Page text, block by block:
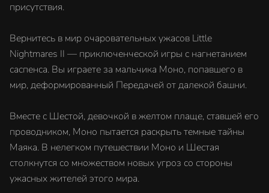
присутствия.
Вернитесь в мир очаровательных ужасов Little
Nightmares II — приключенческой игры с нагнетанием
саспенса. Вы играете за мальчика Моно, попавшего в
мир, деформированный Передачей от далекой башни.
Вместе с Шестой, девочкой в желтом плаще, ставшей его
проводником, Моно пытается раскрыть темные тайны
Маяка. В нелегком путешествии Моно и Шестая
столкнутся со множеством новых угроз со стороны
ужасных жителей этого мира.